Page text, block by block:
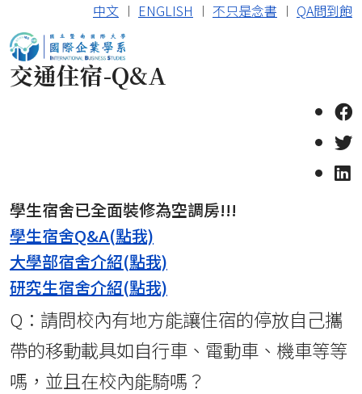
中文 ︱ ENGLISH ︱ 不只是念書 ︱ QA問到飽
交通住宿-Q&A
學生宿舍已全面裝修為空調房!!!
學生宿舍Q&A(點我)
大學部宿舍介紹(點我)
研究生宿舍介紹(點我)
Q：請問校內有地方能讓住宿的停放自己攜
帶的移動載具如自行車、電動車、機車等等
嗎，並且在校內能騎嗎？